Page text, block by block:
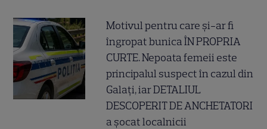
Motivul pentru care și-ar fi
îngropat bunica ÎN PROPRIA
CURTE. Nepoata femeii este
principalul suspect în cazul din
Galați, iar DETALIUL
DESCOPERIT DE ANCHETATORI
a șocat localnicii